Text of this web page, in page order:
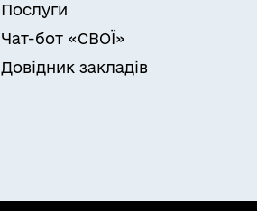
Послуги
Чат-бот «СВОЇ»
Довідник закладів